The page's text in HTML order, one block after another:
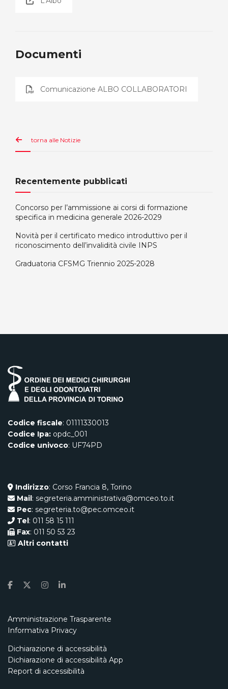
Documenti
Comunicazione ALBO COLLABORATORI
torna alle Notizie
Recentemente pubblicati
Concorso per l’ammissione ai corsi di formazione
specifica in medicina generale 2026-2029
Novità per il certificato medico introduttivo per il
riconoscimento dell’invalidità civile INPS
Graduatoria CFSMG Triennio 2025-2028
Codice fiscale: 01111330013
Codice Ipa: opdc_001
Codice univoco: UF74PD
Indirizzo: Corso Francia 8, Torino
Mail: segreteria.amministrativa@omceo.to.it
Pec: segreteria.to@pec.omceo.it
Tel: 011 58 15 111
Fax: 011 50 53 23
Altri contatti
Amministrazione Trasparente
Informativa Privacy
Dichiarazione di accessibilità
Dichiarazione di accessibilità App
Report di accessibilità